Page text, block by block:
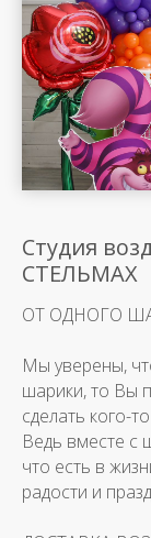
Студия
СТЕЛЬМАХ
ОТ ОДНОГО
Мы уверены,
шарики, то Вы
сделать кого-
Ведь вместе с
что есть в
радости и